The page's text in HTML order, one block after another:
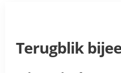
Terugblik